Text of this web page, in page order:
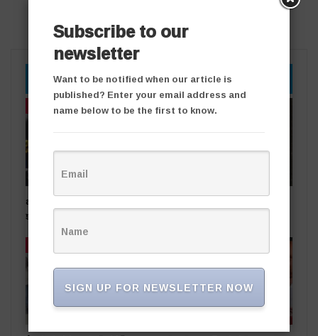
YOU MIGHT ALSO LIKE
తాజా వార్తలు
బంగారు దుకాణంలో చోరీ..
కలకలం
తాజా వార్తలు
రోడ్డు ప్రమాదంలో ఒకరికి గాయాలు
Subscribe to our
newsletter
Want to be notified when our article is
published? Enter your email address and
name below to be the first to know.
SIGN UP FOR NEWSLETTER NOW